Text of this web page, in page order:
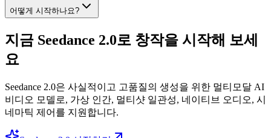
어떻게 시작하나요?
지금 Seedance 2.0로 창작을 시작해 보세
요
Seedance 2.0은 사실적이고 고품질의 생성을 위한 멀티모달 AI
비디오 모델로, 가상 인간, 멀티샷 일관성, 네이티브 오디오, 시
네마틱 제어를 지원합니다.